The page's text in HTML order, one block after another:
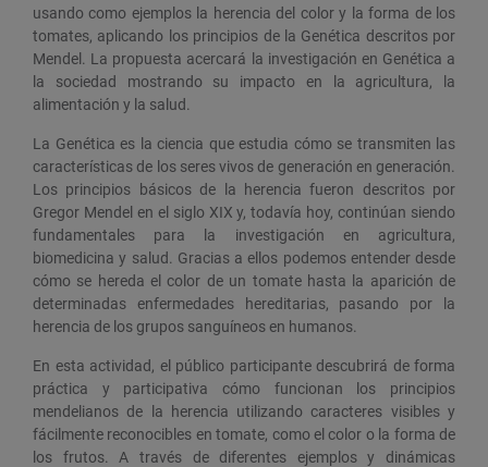
usando como ejemplos la herencia del color y la forma de los
tomates, aplicando los principios de la Genética descritos por
Mendel. La propuesta acercará la investigación en Genética a
la sociedad mostrando su impacto en la agricultura, la
alimentación y la salud.
La Genética es la ciencia que estudia cómo se transmiten las
características de los seres vivos de generación en generación.
Los principios básicos de la herencia fueron descritos por
Gregor Mendel en el siglo XIX y, todavía hoy, continúan siendo
fundamentales para la investigación en agricultura,
biomedicina y salud. Gracias a ellos podemos entender desde
cómo se hereda el color de un tomate hasta la aparición de
determinadas enfermedades hereditarias, pasando por la
herencia de los grupos sanguíneos en humanos.
En esta actividad, el público participante descubrirá de forma
práctica y participativa cómo funcionan los principios
mendelianos de la herencia utilizando caracteres visibles y
fácilmente reconocibles en tomate, como el color o la forma de
los frutos. A través de diferentes ejemplos y dinámicas